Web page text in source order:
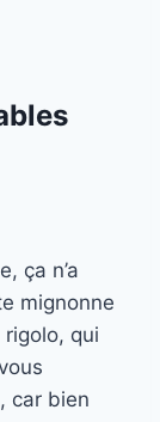
ça n’a
mignonne
rigolo, qui
car bien